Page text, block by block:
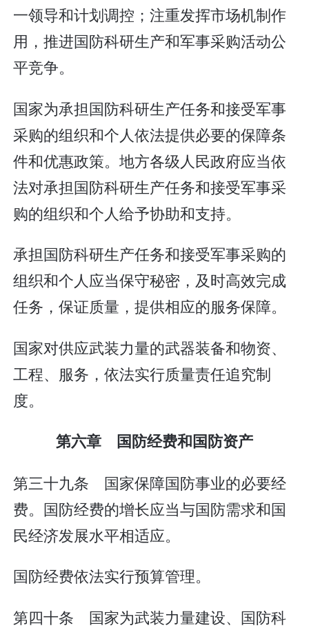
一领导和计划调控；注重发挥市场机制作
用，推进国防科研生产和军事采购活动公
平竞争。
国家为承担国防科研生产任务和接受军事
采购的组织和个人依法提供必要的保障条
件和优惠政策。地方各级人民政府应当依
法对承担国防科研生产任务和接受军事采
购的组织和个人给予协助和支持。
承担国防科研生产任务和接受军事采购的
组织和个人应当保守秘密，及时高效完成
任务，保证质量，提供相应的服务保障。
国家对供应武装力量的武器装备和物资、
工程、服务，依法实行质量责任追究制
度。
第六章 国防经费和国防资产
第三十九条 国家保障国防事业的必要经
费。国防经费的增长应当与国防需求和国
民经济发展水平相适应。
国防经费依法实行预算管理。
第四十条 国家为武装力量建设、国防科